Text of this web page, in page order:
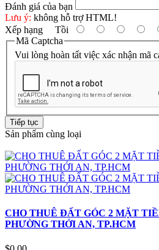
Đánh giá của bạn
Lưu ý: không hỗ trợ HTML!
Xếp hạng Tồi
Mã Captcha
Vui lòng hoàn tất việc xác nhận mã
Tiếp tục
Sản phẩm cùng loại
CHO THUÊ ĐẤT GÓC 2 MẶT
PHƯỜNG THỚI AN, TP.HCM